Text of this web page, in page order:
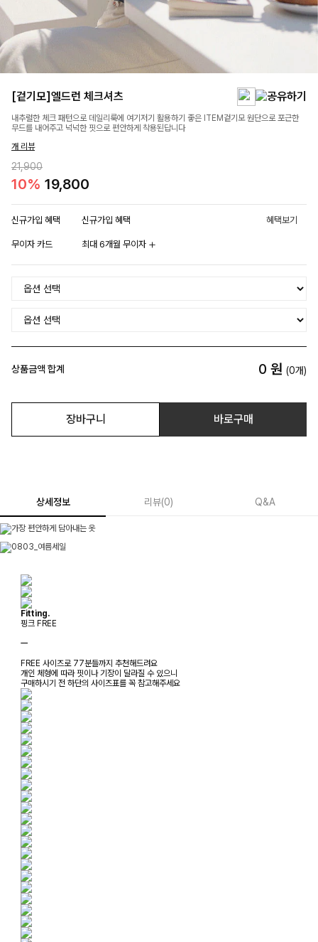
[겉기모]엘드런 체크셔츠
내추럴한 체크 패턴으로 데일리룩에 여기저기 활용하기 좋은 ITEM겉기모 원단으로 포근한
무드를 내어주고 넉넉한 핏으로 편안하게 착용된답니다
개 리뷰
21,900
10% 19,800
신규가입 혜택 신규가입 혜택 혜택보기
무이자 카드 최대 6개월 무이자
상품금액 합계 0 원 (0개)
장바구니 바로구매
상세정보 리뷰(0) Q&A
Fitting.
핑크 FREE
ㅡ
FREE 사이즈로 77분들까지 추천해드려요
개인 체형에 따라 핏이나 기장이 달라질 수 있으니
구매하시기 전 하단의 사이즈표를 꼭 참고해주세요